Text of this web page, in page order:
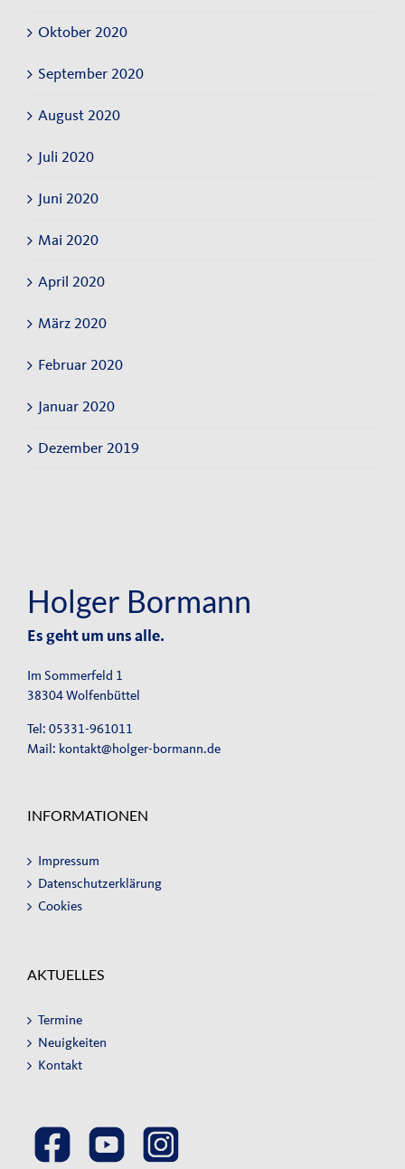
Oktober 2020
September 2020
August 2020
Juli 2020
Juni 2020
Mai 2020
April 2020
März 2020
Februar 2020
Januar 2020
Dezember 2019
Holger Bormann
Es geht um uns alle.
Im Sommerfeld 1
38304 Wolfenbüttel
Tel: 05331-961011
Mail: kontakt@holger-bormann.de
INFORMATIONEN
Impressum
Datenschutzerklärung
Cookies
AKTUELLES
Termine
Neuigkeiten
Kontakt